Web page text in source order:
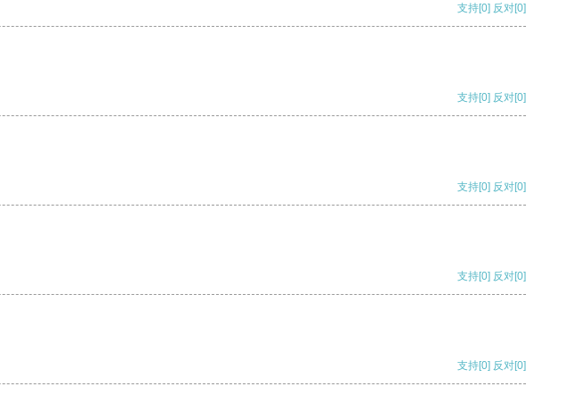
支持[0] 反对[0]
支持[0] 反对[0]
支持[0] 反对[0]
支持[0] 反对[0]
支持[0] 反对[0]